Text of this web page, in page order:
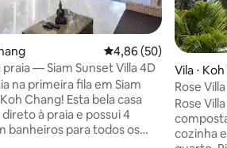
de 5, 61 avaliações4,86 de uma
4,86 (50)
— Siam Sunset Villa 4D
na primeira fila em Siam
Esta bela casa
à praia e possui 4
banheiros para todos os
Vila ⋅
Rose
Rose
cozinha